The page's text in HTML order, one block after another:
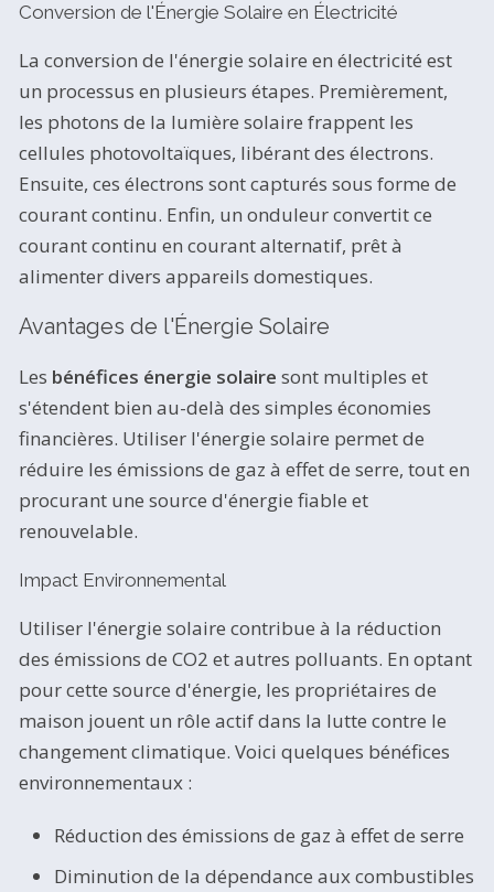
Conversion de l'Énergie Solaire en Électricité
La conversion de l'énergie solaire en électricité est
un processus en plusieurs étapes. Premièrement,
les photons de la lumière solaire frappent les
cellules photovoltaïques, libérant des électrons.
Ensuite, ces électrons sont capturés sous forme de
courant continu. Enfin, un onduleur convertit ce
courant continu en courant alternatif, prêt à
alimenter divers appareils domestiques.
Avantages de l'Énergie Solaire
Les bénéfices énergie solaire sont multiples et
s'étendent bien au-delà des simples économies
financières. Utiliser l'énergie solaire permet de
réduire les émissions de gaz à effet de serre, tout en
procurant une source d'énergie fiable et
renouvelable.
Impact Environnemental
Utiliser l'énergie solaire contribue à la réduction
des émissions de CO2 et autres polluants. En optant
pour cette source d'énergie, les propriétaires de
maison jouent un rôle actif dans la lutte contre le
changement climatique. Voici quelques bénéfices
environnementaux :
Réduction des émissions de gaz à effet de serre
Diminution de la dépendance aux combustibles